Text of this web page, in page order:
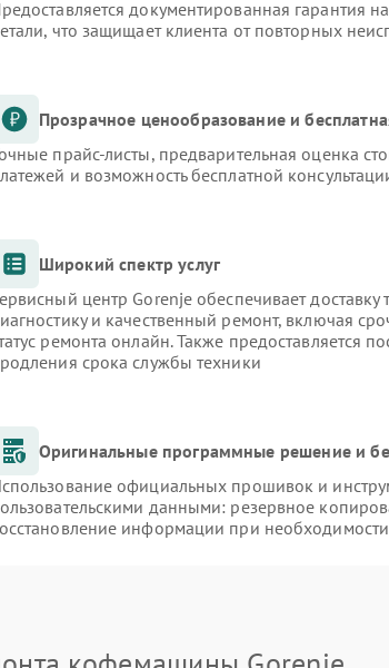
документированная гарантия
что защищает клиента от повторных
Прозрачное ценообразование и
прайс-листы, предварительная оценка
и возможность бесплатной
Широкий спектр услуг
центр Gorenje обеспечивает
и качественный ремонт, включая
ремонта онлайн. Также предоставляется
срока службы техники
Оригинальные программные решение и
официальных прошивок и
данными: резервное
информации при необходимости